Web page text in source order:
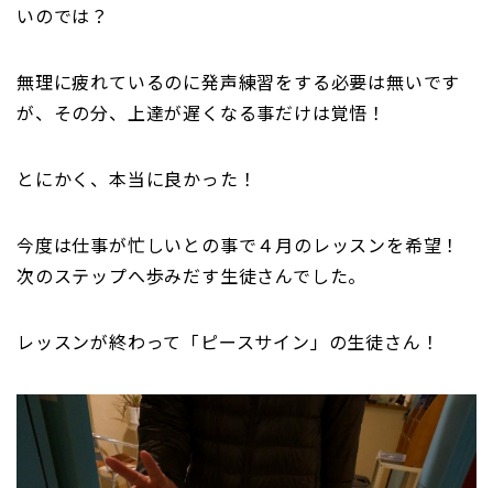
いのでは？
無理に疲れているのに発声練習をする必要は無いです
が、その分、上達が遅くなる事だけは覚悟！
とにかく、本当に良かった！
今度は仕事が忙しいとの事で４月のレッスンを希望！
次のステップへ歩みだす生徒さんでした。
レッスンが終わって「ピースサイン」の生徒さん！